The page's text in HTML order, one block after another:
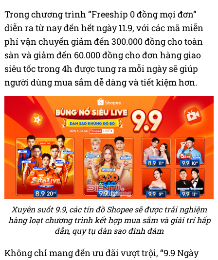
Trong chương trình “Freeship 0 đồng mọi đơn”
diễn ra từ nay đến hết ngày 11.9, với các mã miễn
phí vận chuyển giảm đến 300.000 đồng cho toàn
sàn và giảm đến 60.000 đồng cho đơn hàng giao
siêu tốc trong 4h được tung ra mỗi ngày sẽ giúp
người dùng mua sắm dễ dàng và tiết kiệm hơn.
Xuyên suốt 9.9, các tín đồ Shopee sẽ được trải nghiệm
hàng loạt chương trình kết hợp mua sắm và giải trí hấp
dẫn, quy tụ dàn sao đình đám
Không chỉ mang đến ưu đãi vượt trội, “9.9 Ngày